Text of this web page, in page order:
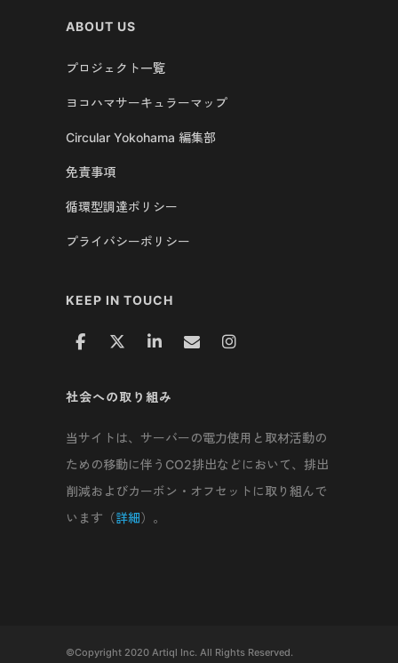
ABOUT US
プロジェクト一覧
ヨコハマサーキュラーマップ
Circular Yokohama 編集部
免責事項
循環型調達ポリシー
プライバシーポリシー
KEEP IN TOUCH
社会への取り組み
当サイトは、サーバーの電力使用と取材活動の
ための移動に伴うCO2排出などにおいて、排出
削減およびカーボン・オフセットに取り組んで
います（詳細）。
©Copyright 2020 Artiql Inc. All Rights Reserved.